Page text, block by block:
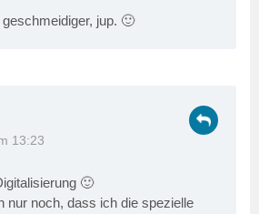
geschmeidiger, jup. 🙂
13:23
🙂
nur noch, dass ich die spezielle